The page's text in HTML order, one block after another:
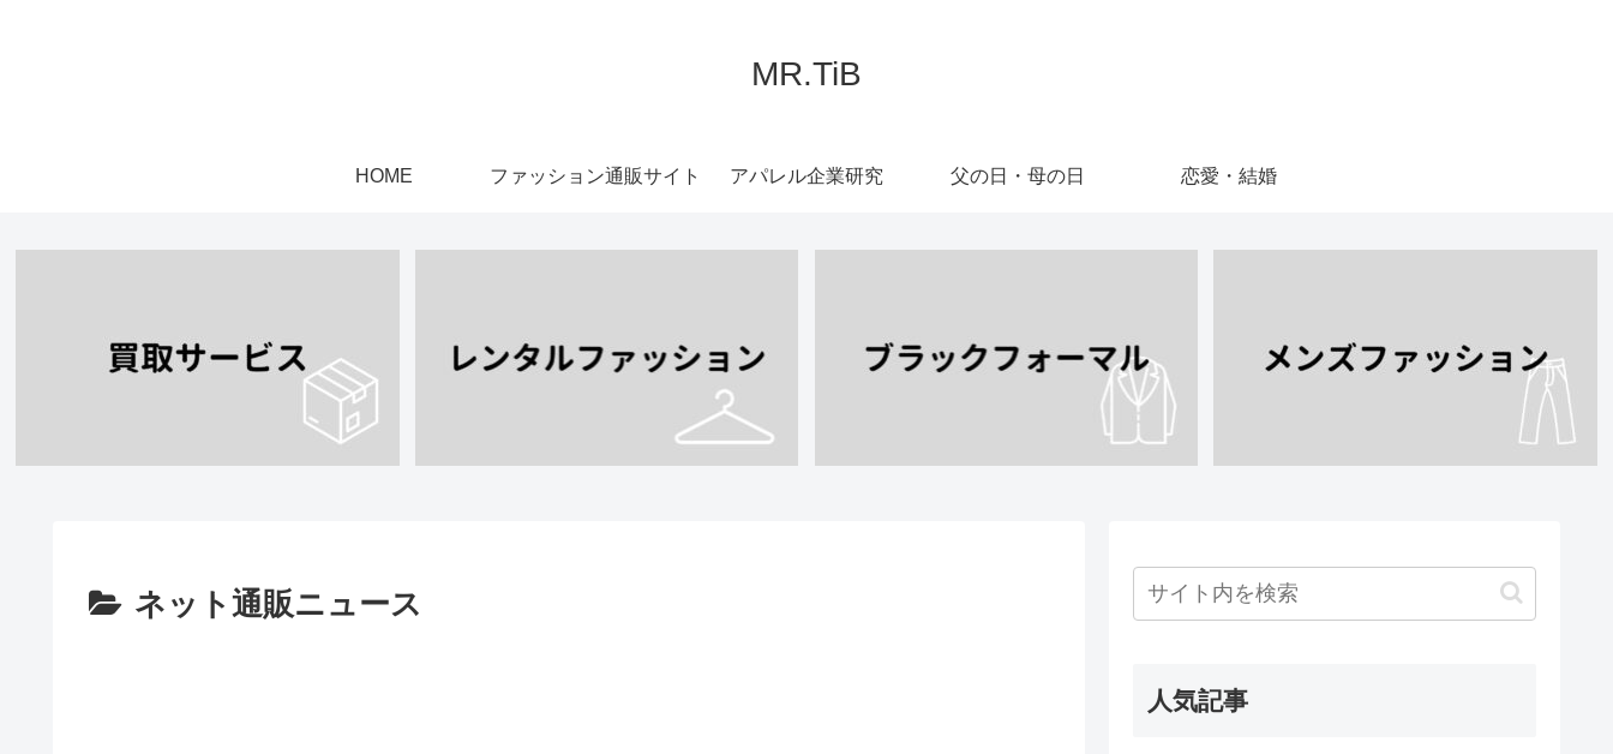
MR.TiB
HOME ファッション通販サイト アパレル企業研究 父の日・母の日 恋愛・結婚
ネット通販ニュース
人気記事